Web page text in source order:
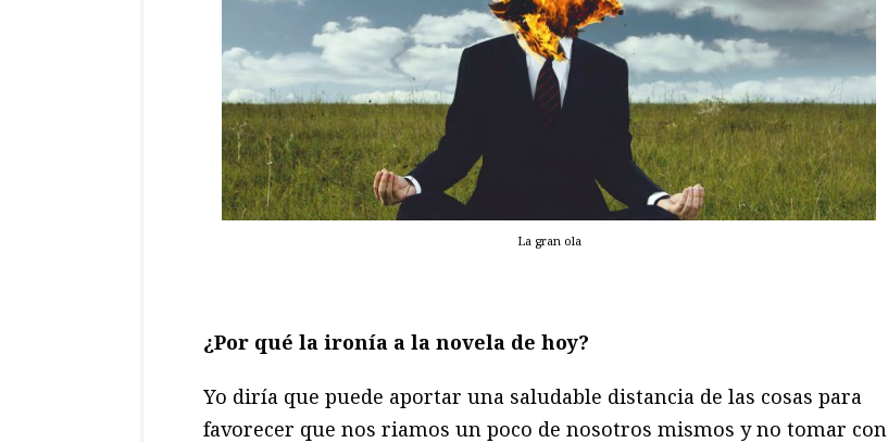
La gran ola
¿Por qué la ironía a la novela de hoy?
Yo diría que puede aportar una saludable distancia de las cosas para
favorecer que nos riamos un poco de nosotros mismos y no tomar con